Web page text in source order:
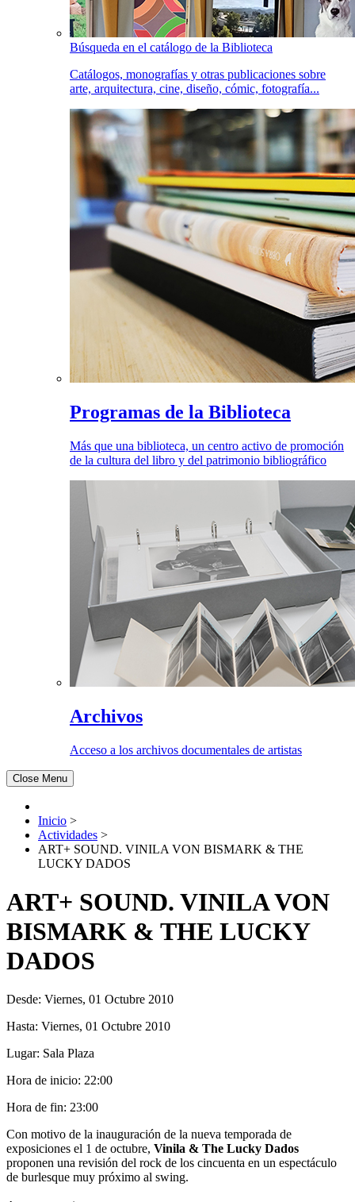
Búsqueda en el catálogo de la Biblioteca
Catálogos, monografías y otras publicaciones sobre
arte, arquitectura, cine, diseño, cómic, fotografía...
Programas de la Biblioteca
Más que una biblioteca, un centro activo de promoción
de la cultura del libro y del patrimonio bibliográfico
Archivos
Acceso a los archivos documentales de artistas
Close Menu
Inicio >
Actividades >
ART+ SOUND. VINILA VON BISMARK & THE
LUCKY DADOS
ART+ SOUND. VINILA VON
BISMARK & THE LUCKY
DADOS
Desde: Viernes, 01 Octubre 2010
Hasta: Viernes, 01 Octubre 2010
Lugar: Sala Plaza
Hora de inicio: 22:00
Hora de fin: 23:00
Con motivo de la inauguración de la nueva temporada de
exposiciones el 1 de octubre, Vinila & The Lucky Dados
proponen una revisión del rock de los cincuenta en un espectáculo
de burlesque muy próximo al swing.